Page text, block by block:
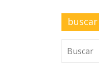
buscar